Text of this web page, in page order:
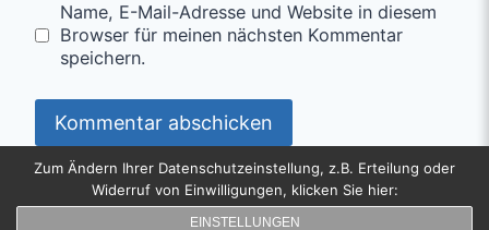
Name, E-Mail-Adresse und Website in diesem
Browser für meinen nächsten Kommentar
speichern.
Zum Ändern Ihrer Datenschutzeinstellung, z.B. Erteilung oder
Widerruf von Einwilligungen, klicken Sie hier:
EINSTELLUNGEN